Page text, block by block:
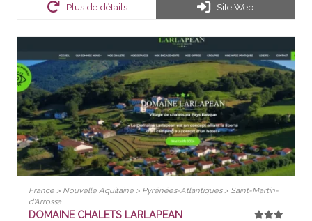
Plus de détails Site Web
France > Nouvelle Aquitaine > Pyrénées-Atlantiques > Saint-Martin-
d'Arrossa
DOMAINE CHALETS LARLAPEAN